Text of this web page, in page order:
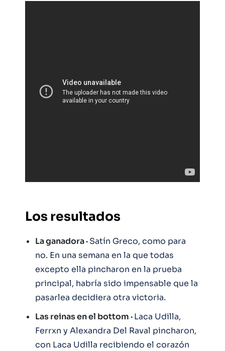
Los resultados
La ganadora ·Satín Greco, como para
no. En una semana en la que todas
excepto ella pincharon en la prueba
principal, habría sido impensable que la
pasarlea decidiera otra victoria.
Las reinas en el bottom ·Laca Udilla,
Ferrxn y Alexandra Del Raval pincharon,
con Laca Udilla recibiendo el corazón